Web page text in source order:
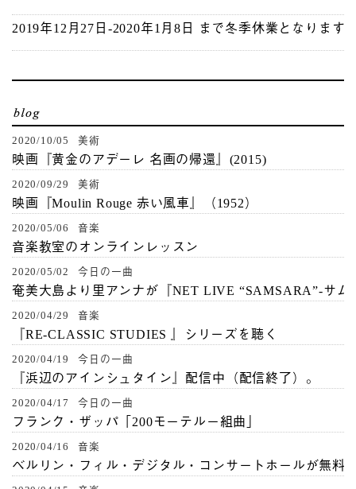
2019年12月27日-2020年1月8日 まで冬季休業となります
2020/10/05 美術
映画『黄金のアデーレ 名画の帰還』(2015)
2020/09/29 美術
映画『Moulin Rouge 赤い風車』（1952）
2020/05/06 音楽
音楽教室のオンラインレッスン
2020/05/02 今日の一曲
奄美大島より里アンナが『NET LIVE “SAMSARA”-サ
2020/04/29 音楽
『RE-CLASSIC STUDIES 』シリーズを聴く
2020/04/19 今日の一曲
『浜辺のアインシュタイン』配信中（配信終了）。
2020/04/17 今日の一曲
フランク・ザッパ「200モーテルー組曲」
2020/04/16 音楽
ベルリン・フィル・デジタル・コンサートホールが無料